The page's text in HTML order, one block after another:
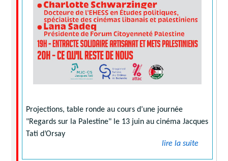
Projections, table ronde au cours d’une journée
"Regards sur la Palestine" le 13 juin au cinéma Jacques
Tati d’Orsay
lire la suite